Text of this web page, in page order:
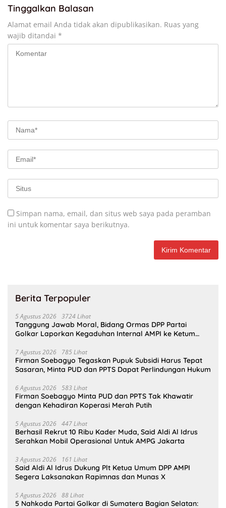
Tinggalkan Balasan
Alamat email Anda tidak akan dipublikasikan. Ruas yang
wajib ditandai *
Simpan nama, email, dan situs web saya pada peramban
ini untuk komentar saya berikutnya.
Berita Terpopuler
5 Agustus 2026 3724 Lihat
Tanggung Jawab Moral, Bidang Ormas DPP Partai
Golkar Laporkan Kegaduhan Internal AMPI ke Ketum
7 Agustus 2026 785 Lihat
Firman Soebagyo Tegaskan Pupuk Subsidi Harus Tepat
Sasaran, Minta PUD dan PPTS Dapat Perlindungan Hukum
6 Agustus 2026 583 Lihat
Firman Soebagyo Minta PUD dan PPTS Tak Khawatir
dengan Kehadiran Koperasi Merah Putih
5 Agustus 2026 447 Lihat
Berhasil Rekrut 10 Ribu Kader Muda, Said Aldi Al Idrus
Serahkan Mobil Operasional Untuk AMPG Jakarta
3 Agustus 2026 161 Lihat
Said Aldi Al Idrus Dukung Plt Ketua Umum DPP AMPI
Segera Laksanakan Rapimnas dan Munas X
5 Agustus 2026 88 Lihat
5 Nahkoda Partai Golkar di Sumatera Bagian Selatan: